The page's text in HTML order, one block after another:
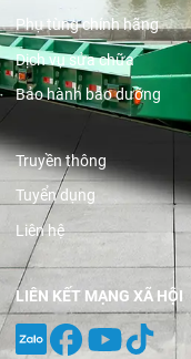
Phụ tùng chính hãng
Dịch vụ sửa chữa
Bảo hành bảo dưỡng
Truyền thông
Tuyển dụng
Liên hệ
LIÊN KẾT MẠNG XÃ HỘI